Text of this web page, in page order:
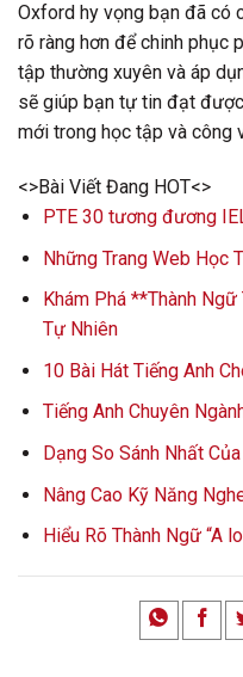
Oxford hy vọng bạn đã có
rõ ràng hơn để chinh phục
tập thường xuyên và áp
sẽ giúp bạn tự tin đạt
mới trong học tập và công
<>Bài Viết Đang HOT<>
PTE 30 tương đương
Những Trang Web Học
Khám Phá **Thành
Tự Nhiên
10 Bài Hát Tiếng Anh
Tiếng Anh Chuyên
Dạng So Sánh Nhất
Nâng Cao Kỹ Năng
Hiểu Rõ Thành Ngữ “A